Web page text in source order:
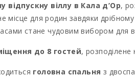
віллу в Кала д’Ор,
для родин завдяки
стане чудовим вибором для
до 8 гостей, розподілене
головна спальня з